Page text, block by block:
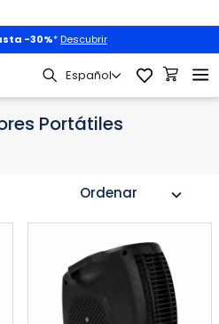
-30%*Descubrir
Calefactores Portátiles
Portátiles
Ordenar expand_more